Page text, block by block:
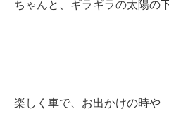
ちゃんと、ギラギラの太陽の
楽しく車で、お出かけの時や